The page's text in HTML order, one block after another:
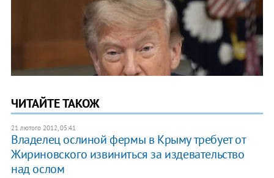
ЧИТАЙТЕ ТАКОЖ
21 лютого 2012, 05:41
Владелец ослиной фермы в Крыму требует от
Жириновского извиниться за издевательство
над ослом